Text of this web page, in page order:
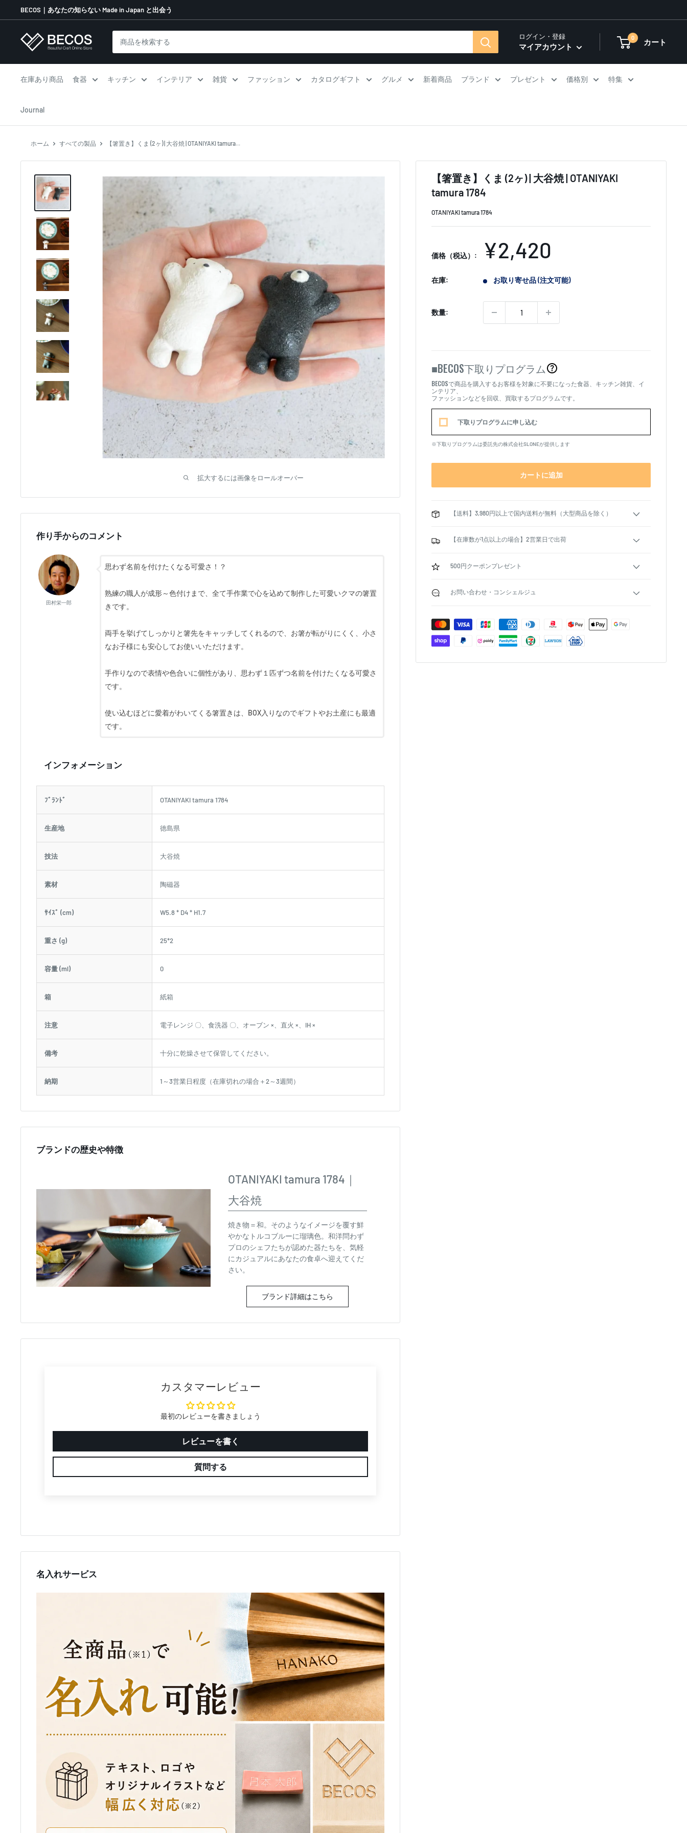
ン
プ
BECOS｜あなたの知らない Made in Japan と出会う
伝
工
芸
な
ログイン・登録
マイアカウント
0 カート
在庫あり商品 食器 キッチン インテリア 雑貨 ファッション カタログギフト グルメ 新着商品 ブランド プレゼント 価格別 特集
Journal
ホーム すべての製品 【箸置き】くま (2ヶ) | 大谷焼 | OTANIYAKI tamura...
拡大するには画像をロールオーバー
【箸置き】くま (2ヶ) | 大谷焼 | OTANIYAKI
tamura 1784
OTANIYAKI tamura 1784
価格（税込）:
販
売
価
格
¥2,420
在庫: お取り寄せ品 (注文可能)
数量:
■BECOS下取りプログラム
BECOSで商品を購入するお客様を対象に不要になった食器、キッチン雑貨、イ
ンテリア、
ファッションなどを回収、買取するプログラムです。
下取りプログラムに申し込む
※下取りプログラムは委託先の株式会社SLONEが提供します
カートに追加
【送料】3,980円以上で国内送料が無料（大型商品を除く）
【在庫数が1点以上の場合】2営業日で出荷
500円クーポンプレゼント
お問い合わせ・コンシェルジュ
作り手からのコメント
田村栄一郎
思わず名前を付けたくなる可愛さ！？
熟練の職人が成形～色付けまで、全て手作業で心を込めて制作した可愛いクマの箸置
きです。
両手を挙げてしっかりと箸先をキャッチしてくれるので、お箸が転がりにくく、小さ
なお子様にも安心してお使いいただけます。
手作りなので表情や色合いに個性があり、思わず１匹ずつ名前を付けたくなる可愛さ
です。
使い込むほどに愛着がわいてくる箸置きは、BOX入りなのでギフトやお土産にも最適
です。
インフォメーション
ﾌﾞﾗﾝﾄﾞ OTANIYAKI tamura 1784
生産地 徳島県
技法 大谷焼
素材 陶磁器
ｻｲｽﾞ (cm) W5.8 * D4 * H1.7
重さ (g) 25*2
容量 (ml) 0
箱 紙箱
注意 電子レンジ 〇、食洗器 〇、オーブン ×、直火 ×、IH ×
備考 十分に乾燥させて保管してください。
納期 1～3営業日程度（在庫切れの場合＋2～3週間）
ブランドの歴史や特徴
OTANIYAKI tamura 1784｜
大谷焼
焼き物＝和。そのようなイメージを覆す鮮
やかなトルコブルーに瑠璃色。和洋問わず
プロのシェフたちが認めた器たちを、気軽
にカジュアルにあなたの食卓へ迎えてくだ
さい。
ブランド詳細はこちら
カスタマーレビュー
最初のレビューを書きましょう
レビューを書く
質問する
名入れサービス